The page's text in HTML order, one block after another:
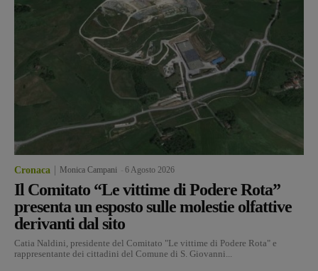
Cronaca Monica Campani 6 Agosto 2026
Il Comitato “Le vittime di Podere Rota”
presenta un esposto sulle molestie olfattive
derivanti dal sito
Catia Naldini, presidente del Comitato "Le vittime di Podere Rota" e
rappresentante dei cittadini del Comune di S. Giovanni...